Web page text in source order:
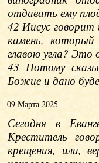
отдавать ему
42 Иисус
камень,
главою угла? Это
43 Потому
Божие и дано
09 Марта 2025
Сегодня в
Креститель
крещения, или,